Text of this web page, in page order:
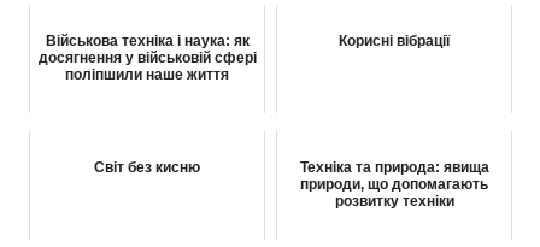
Військова техніка і наука: як
досягнення у військовій сфері
поліпшили наше життя
Корисні вібрації
Світ без кисню
Техніка та природа: явища
природи, що допомагають
розвитку техніки